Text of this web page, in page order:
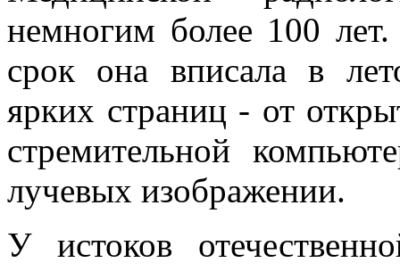
немногим более 100 лет.
срок она вписала в
ярких страниц - от
стремительной
лучевых изображении.
У истоков